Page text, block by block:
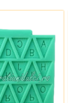
-3,00 lei